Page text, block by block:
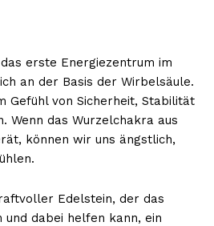
erste Energiezentrum im
an der Basis der Wirbelsäule.
Gefühl von Sicherheit, Stabilität
Wenn das Wurzelchakra aus
können wir uns ängstlich,
Edelstein, der das
dabei helfen kann, ein